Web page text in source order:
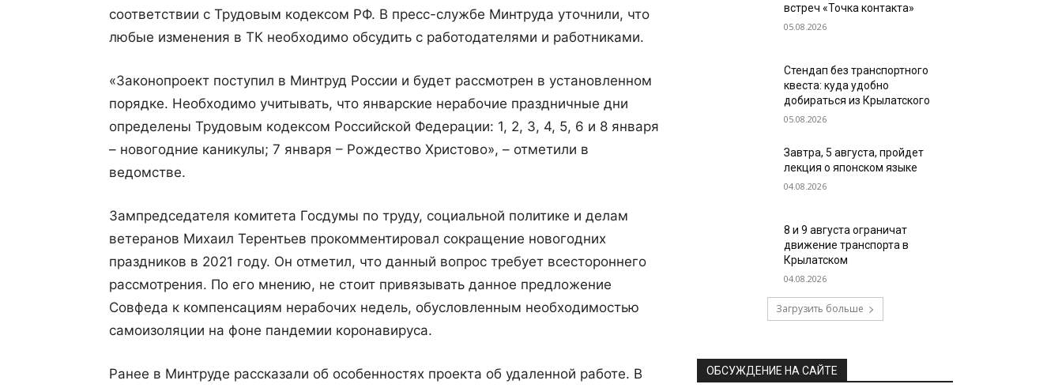
соответствии с Трудовым кодексом РФ. В пресс-службе Минтруда уточнили, что
любые изменения в ТК необходимо обсудить с работодателями и работниками.
«Законопроект поступил в Минтруд России и будет рассмотрен в установленном
порядке. Необходимо учитывать, что январские нерабочие праздничные дни
определены Трудовым кодексом Российской Федерации: 1, 2, 3, 4, 5, 6 и 8 января
– новогодние каникулы; 7 января – Рождество Христово», – отметили в
ведомстве.
Зампредседателя комитета Госдумы по труду, социальной политике и делам
ветеранов Михаил Терентьев прокомментировал сокращение новогодних
праздников в 2021 году. Он отметил, что данный вопрос требует всестороннего
рассмотрения. По его мнению, не стоит привязывать данное предложение
Совфеда к компенсациям нерабочих недель, обусловленным необходимостью
самоизоляции на фоне пандемии коронавируса.
Ранее в Минтруде рассказали об особенностях проекта об удаленной работе. В
встреч «Точка контакта»
05.08.2026
Стендап без транспортного
квеста: куда удобно
добираться из Крылатского
05.08.2026
Завтра, 5 августа, пройдет
лекция о японском языке
04.08.2026
8 и 9 августа ограничат
движение транспорта в
Крылатском
04.08.2026
Загрузить больше
ОБСУЖДЕНИЕ НА САЙТЕ